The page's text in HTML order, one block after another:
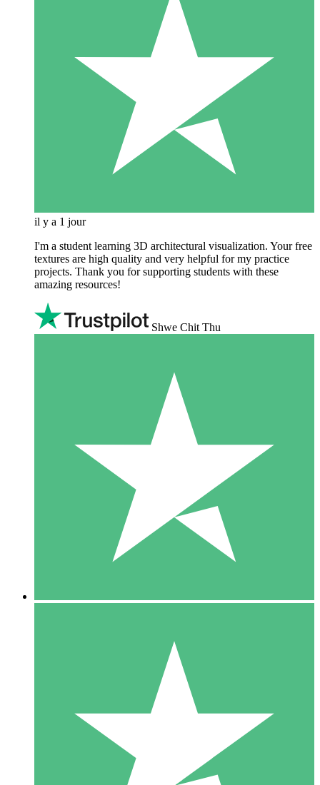
il y a 1 jour
I'm a student learning 3D architectural visualization. Your free
textures are high quality and very helpful for my practice
projects. Thank you for supporting students with these
amazing resources!
Shwe Chit Thu